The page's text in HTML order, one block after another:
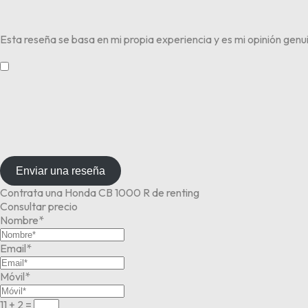
Esta reseña se basa en mi propia experiencia y es mi opinión
Enviar una reseña
Contrata una Honda CB 1000 R de renting
Consultar precio
Nombre*
Email*
Móvil*
11 + 2 =